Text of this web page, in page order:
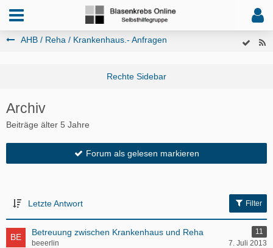
AHB / Reha / Krankenhaus.- Anfragen
Archiv
Beiträge älter 5 Jahre
Forum als gelesen markieren
Letzte Antwort Filter
Betreuung zwischen Krankenhaus und Reha
11
beeerlin
7. Juli 2013